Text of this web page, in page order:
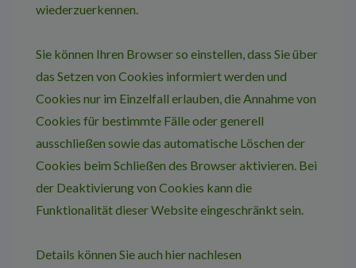
wiederzuerkennen.
Sie können Ihren Browser so einstellen, dass Sie über
das Setzen von Cookies informiert werden und
Cookies nur im Einzelfall erlauben, die Annahme von
Cookies für bestimmte Fälle oder generell
ausschließen sowie das automatische Löschen der
Cookies beim Schließen des Browser aktivieren. Bei
der Deaktivierung von Cookies kann die
Funktionalität dieser Website eingeschränkt sein.
Details können Sie auch hier nachlesen